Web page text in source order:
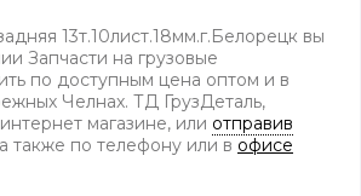
13т.10лист.18мм.г.Белорецк вы
Запчасти на грузовые
по доступным цена оптом и в
Челнах. ТД ГрузДеталь,
магазине, или отправив
также по телефону или в офисе